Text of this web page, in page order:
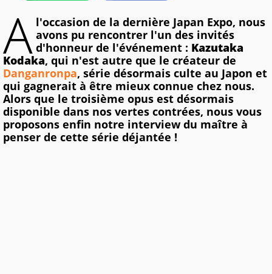
A l'occasion de la dernière Japan Expo, nous
avons pu rencontrer l'un des invités
d'honneur de l'événement : Kazutaka
Kodaka, qui n'est autre que le créateur de
Danganronpa, série désormais culte au Japon et
qui gagnerait à être mieux connue chez nous.
Alors que le troisième opus est désormais
disponible dans nos vertes contrées, nous vous
proposons enfin notre interview du maître à
penser de cette série déjantée !